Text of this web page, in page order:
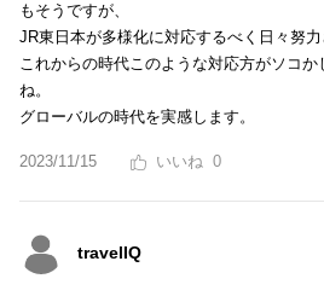
もそうですが、
JR東日本が多様化に対応するべく日々努力
これからの時代このような対応方がソコ
ね。
グローバルの時代を実感します。
2023/11/15 0
travelIQ